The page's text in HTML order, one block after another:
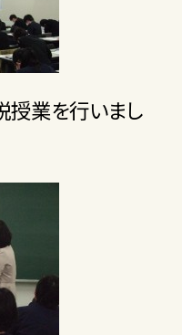
授業を行いまし